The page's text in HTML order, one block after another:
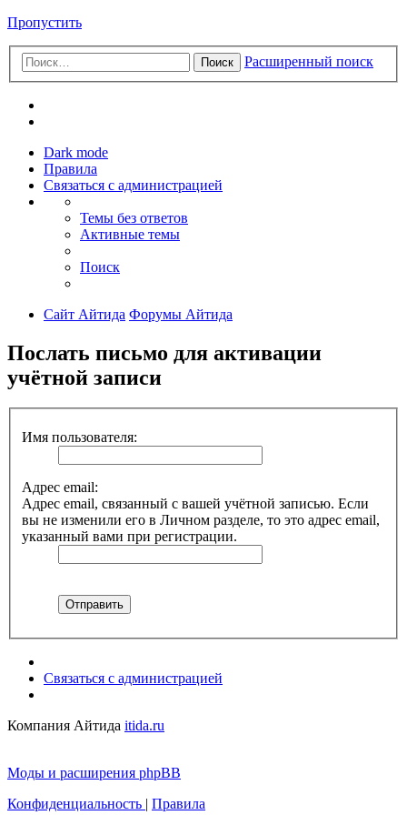
Пропустить
Поиск Расширенный поиск
Dark mode
Правила
Связаться с администрацией
Темы без ответов
Активные темы
Поиск
Сайт Айтида Форумы Айтида
Послать письмо для активации
учётной записи
Имя пользователя:
Адрес email:
Адрес email, связанный с вашей учётной записью. Если
вы не изменили его в Личном разделе, то это адрес email,
указанный вами при регистрации.
Связаться с администрацией
Компания Айтида itida.ru
Моды и расширения phpBB
Конфиденциальность | Правила